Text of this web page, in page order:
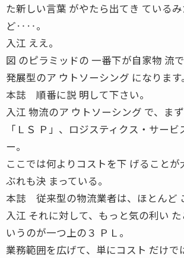
た新しい言葉 がやたら出てき ている
ど‥‥。
入江 ええ。
図 のピラミッドの 一番下が自家物 流
発展型のア ウトソーシング になります。
本誌 順番に説 明して下さい。
入江 物流のア ウトソーシング で、ま
「ＬＳ Ｐ」、ロジスティクス・サー
ー。
ここでは何よりコストを下 げること
ぶれも決 まっている。
本誌 従来型の物流業者は、ほとんど
入江 それに対して、もっと気の利い
いうのが一つ上の３ ＰＬ。
業務範囲を広げて、単にコスト だけで